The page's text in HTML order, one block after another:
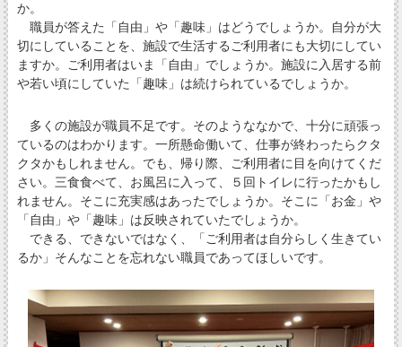
か。
職員が答えた「自由」や「趣味」はどうでしょうか。自分が大
切にしていることを、施設で生活するご利用者にも大切にしてい
ますか。ご利用者はいま「自由」でしょうか。施設に入居する前
や若い頃にしていた「趣味」は続けられているでしょうか。
多くの施設が職員不足です。そのようななかで、十分に頑張っ
ているのはわかります。一所懸命働いて、仕事が終わったらクタ
クタかもしれません。でも、帰り際、ご利用者に目を向けてくだ
さい。三食食べて、お風呂に入って、５回トイレに行ったかもし
れません。そこに充実感はあったでしょうか。そこに「お金」や
「自由」や「趣味」は反映されていたでしょうか。
できる、できないではなく、「ご利用者は自分らしく生きてい
るか」そんなことを忘れない職員であってほしいです。